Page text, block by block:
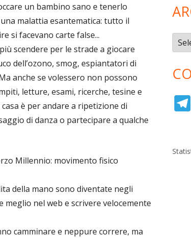
un bambino sano e tenerlo
malattia esantematica: tutto il
si facevano carte false...
scendere per le strade a giocare
dell’ozono, smog, espiantatori di
anche se volessero non possono
letture, esami, ricerche, tesine e
è per andare a ripetizione di
di danza o partecipare a qualche
Millennio: movimento fisico
della mano sono diventate negli
nel web e scrivere velocemente
camminare e neppure correre, ma